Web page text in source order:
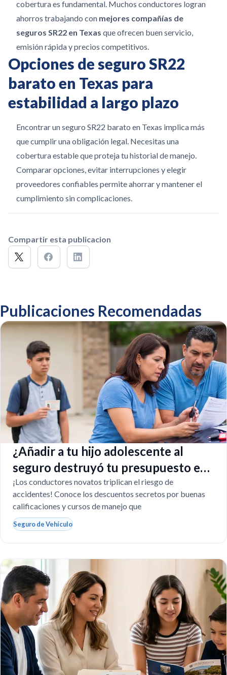
cobertura es fundamental. Muchos conductores logran
ahorros trabajando con mejores compañías de
seguros SR22 en Texas que ofrecen buen servicio,
emisión rápida y precios competitivos.
Opciones de seguro SR22
barato en Texas para
estabilidad a largo plazo
Encontrar un seguro SR22 barato en Texas implica más
que cumplir una obligación legal. Necesitas una
cobertura estable que proteja tu historial de manejo.
Comparar opciones, evitar interrupciones y elegir
proveedores confiables permite ahorrar y mantener el
cumplimiento sin complicaciones.
Compartir esta publicacion
Publicaciones Recomendadas
¿Añadir a tu hijo adolescente al
seguro destruyó tu presupuesto en
Texas?
¡Los conductores novatos triplican el riesgo de
accidentes! Conoce los descuentos secretos por buenas
calificaciones y cursos de manejo que
Seguro de Vehículo